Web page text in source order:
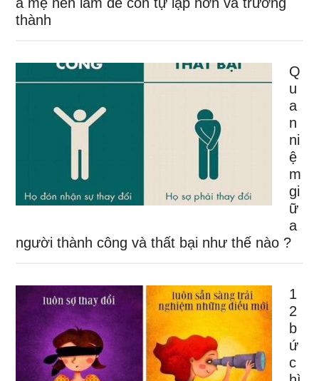
thành
Q
u
a
n
ni
ệ
m
gi
ữ
a
người thành công và thất bại như thế nào ?
1
2
b
ứ
c